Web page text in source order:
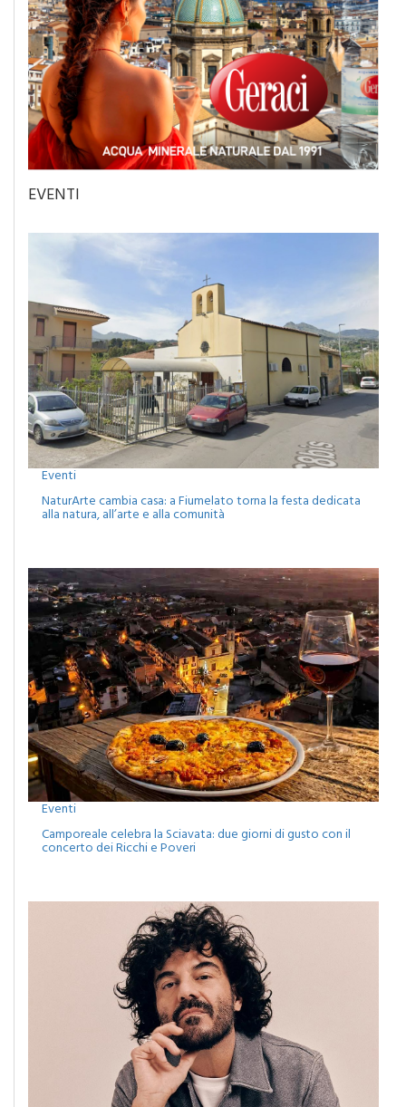
EVENTI
Eventi
NaturArte cambia casa: a Fiumelato torna la festa dedicata
alla natura, all’arte e alla comunità
Eventi
Camporeale celebra la Sciavata: due giorni di gusto con il
concerto dei Ricchi e Poveri